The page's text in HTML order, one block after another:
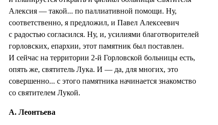
Алексия — такой... по паллиативной помощи. Ну,
соответственно, я предложил, и Павел Алексеевич
с радостью согласился. Ну, и, усилиями благотворителей
горловских, епархии, этот памятник был поставлен.
И сейчас на территории 2-й Горловской больницы есть,
опять же, святитель Лука. И — да, для многих, это
совершенно... с этого памятника начинается знакомство
со святителем Лукой.
А. Леонтьева